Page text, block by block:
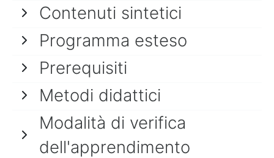
Contenuti sintetici
Programma esteso
Prerequisiti
Metodi didattici
Modalità di verifica
dell'apprendimento